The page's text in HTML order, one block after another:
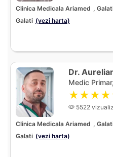
Clinica Medicala Ariamed ,
Galati (vezi harta)
Dr.
Medic
5522
Clinica Medicala Ariamed ,
Galati (vezi harta)